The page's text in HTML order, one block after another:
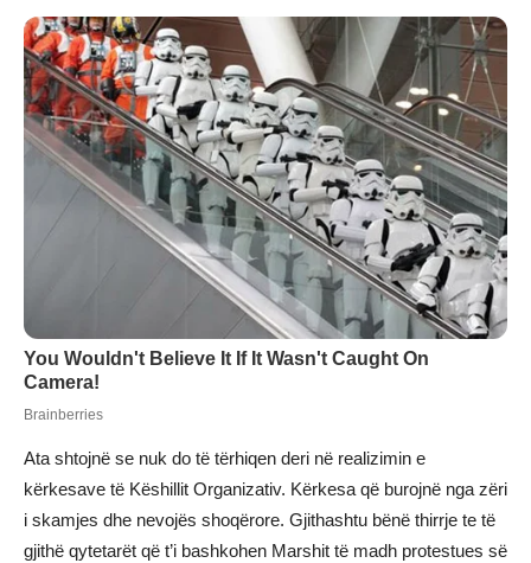
Ata shtojnë se nuk do të tërhiqen deri në realizimin e
kërkesave të Këshillit Organizativ. Kërkesa që burojnë nga zëri
i skamjes dhe nevojës shoqërore. Gjithashtu bënë thirrje te të
gjithë qytetarët që t’i bashkohen Marshit të madh protestues së